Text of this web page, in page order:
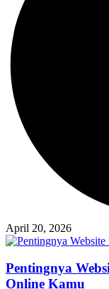
April 20, 2026
Pentingnya
Online Kamu